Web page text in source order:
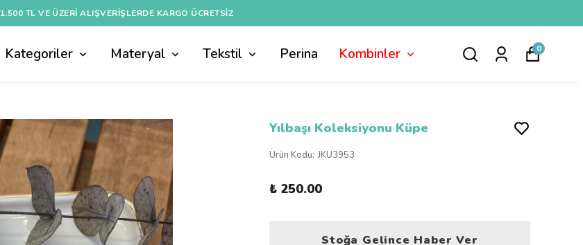
1.500 TL VE ÜZERI ALIŞVERIŞLERDE KARGO ÜCRETSİZ
Kategoriler Materyal Tekstil Perina Kombinler 0
Yılbaşı Koleksiyonu Küpe
Ürün Kodu: JKU3953
₺ 250.00
Stoğa Gelince Haber Ver